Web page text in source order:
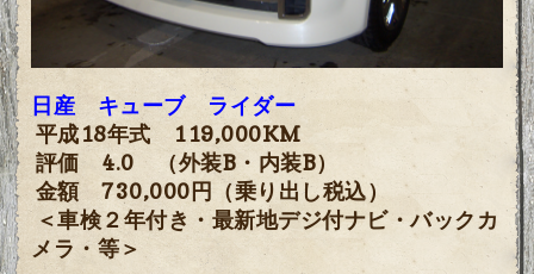
日産 キューブ ライダー
平成18年式 119,000KM
評価 4.0 （外装B・内装B）
金額 730,000円（乗り出し税込）
＜車検２年付き・最新地デジ付ナビ・バックカ
メラ・等＞